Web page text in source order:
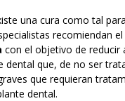
una cura como tal
recomiendan el
con el objetivo de reducir
dental que, de no ser
que requieran
dental.